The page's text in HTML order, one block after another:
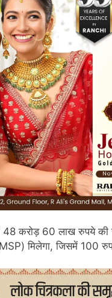
करोड़ 60 लाख रुपये की
मिलेगा, जिसमें 100